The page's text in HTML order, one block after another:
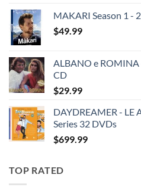
MAKARI Season 1 -
$49.99
ALBANO e
CD
$29.99
DAYDREAMER - LE
Series 32 DVDs
$699.99
TOP RATED